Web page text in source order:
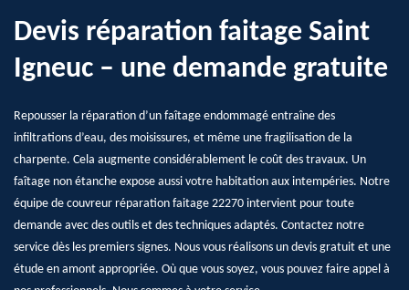
Devis réparation faitage Saint
Igneuc – une demande gratuite
Repousser la réparation d’un faîtage endommagé entraîne des
infiltrations d’eau, des moisissures, et même une fragilisation de la
charpente. Cela augmente considérablement le coût des travaux. Un
faîtage non étanche expose aussi votre habitation aux intempéries. Notre
équipe de couvreur réparation faitage 22270 intervient pour toute
demande avec des outils et des techniques adaptés. Contactez notre
service dès les premiers signes. Nous vous réalisons un devis gratuit et une
étude en amont appropriée. Où que vous soyez, vous pouvez faire appel à